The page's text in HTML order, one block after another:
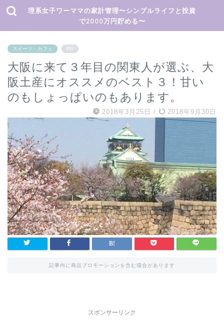
理系女子ワーママの家計管理〜シンプルライフと投資
で2000万円貯める〜
スイーツ・カフェ PR
大阪に来て３年目の関東人が選ぶ、大
阪土産にオススメのベスト３！甘い
のもしょっぱいのもあります。
2018年3月25日 / 2018年9月30日
記事内に商品プロモーションを含む場合があります
スポンサーリンク